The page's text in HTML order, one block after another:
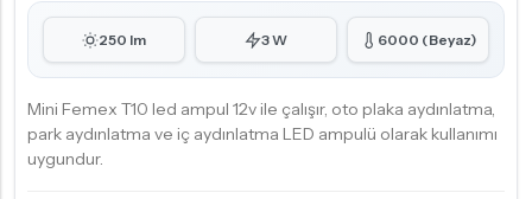
250 lm 3 W 6000 (Beyaz)
Mini Femex T10 led ampul 12v ile çalışır, oto plaka aydınlatma,
park aydınlatma ve iç aydınlatma LED ampulü olarak kullanımı
uygundur.